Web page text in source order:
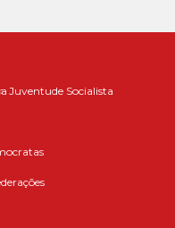
Juventude Socialista